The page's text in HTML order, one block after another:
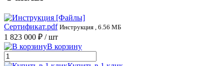
Сертификат.pdf Инструкция , 6.56 МБ
1 823 000 ₽ / шт
В корзину